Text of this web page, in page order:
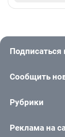
Подписаться
Сообщить
Рубрики
Реклама на